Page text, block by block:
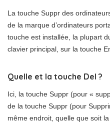
La touche Suppr des
de la marque d’ordinateurs
touche est installée, la plupart
clavier principal, sur la touche
Quelle et la touche Del ?
Ici, la touche Suppr (pour «
de la touche Suppr (pour
même endroit, quelle que soit